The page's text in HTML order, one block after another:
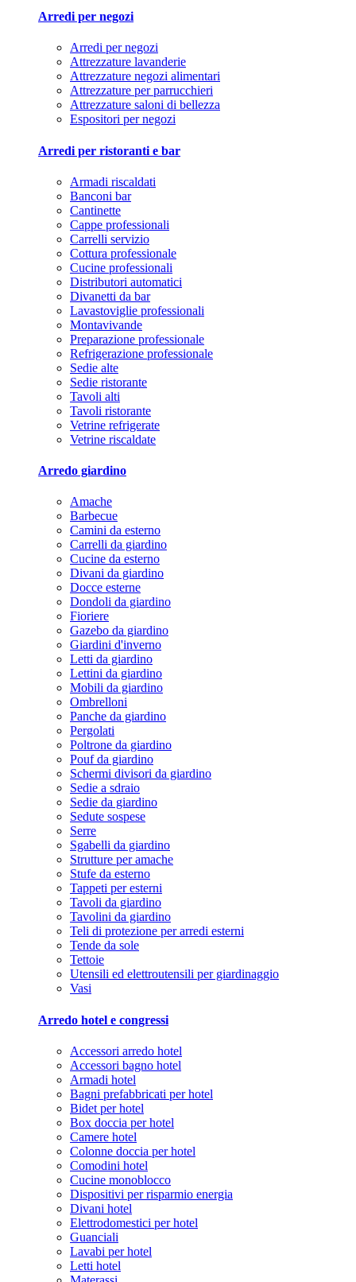
Arredi per negozi
Arredi per negozi
Attrezzature lavanderie
Attrezzature negozi alimentari
Attrezzature per parrucchieri
Attrezzature saloni di bellezza
Espositori per negozi
Arredi per ristoranti e bar
Armadi riscaldati
Banconi bar
Cantinette
Cappe professionali
Carrelli servizio
Cottura professionale
Cucine professionali
Distributori automatici
Divanetti da bar
Lavastoviglie professionali
Montavivande
Preparazione professionale
Refrigerazione professionale
Sedie alte
Sedie ristorante
Tavoli alti
Tavoli ristorante
Vetrine refrigerate
Vetrine riscaldate
Arredo giardino
Amache
Barbecue
Camini da esterno
Carrelli da giardino
Cucine da esterno
Divani da giardino
Docce esterne
Dondoli da giardino
Fioriere
Gazebo da giardino
Giardini d'inverno
Letti da giardino
Lettini da giardino
Mobili da giardino
Ombrelloni
Panche da giardino
Pergolati
Poltrone da giardino
Pouf da giardino
Schermi divisori da giardino
Sedie a sdraio
Sedie da giardino
Sedute sospese
Serre
Sgabelli da giardino
Strutture per amache
Stufe da esterno
Tappeti per esterni
Tavoli da giardino
Tavolini da giardino
Teli di protezione per arredi esterni
Tende da sole
Tettoie
Utensili ed elettroutensili per giardinaggio
Vasi
Arredo hotel e congressi
Accessori arredo hotel
Accessori bagno hotel
Armadi hotel
Bagni prefabbricati per hotel
Bidet per hotel
Box doccia per hotel
Camere hotel
Colonne doccia per hotel
Comodini hotel
Cucine monoblocco
Dispositivi per risparmio energia
Divani hotel
Elettrodomestici per hotel
Guanciali
Lavabi per hotel
Letti hotel